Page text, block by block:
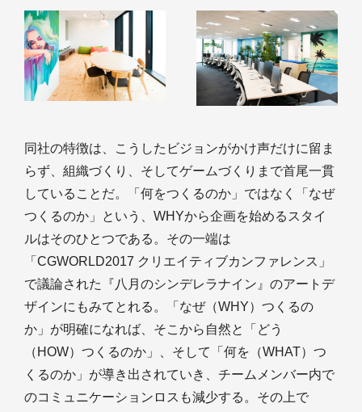
同社の特徴は、こうしたビジョンがかけ声だけに留ま
らず、組織づくり、そしてゲームづくりまで首尾一貫
していることだ。「何をつくるのか」ではなく「なぜ
つくるのか」という、WHYから企画を始めるスタイ
ルはそのひとつである。その一端は
「CGWORLD2017 クリエイティブカンファレンス」
で議論された『八月のシンデレラナイン』のアートデ
ザインにもみてとれる。「なぜ（WHY）つくるの
か」が明確になれば、そこから自然と「どう
（HOW）つくるのか」、そして「何を（WHAT）つ
くるのか」が導き出されていき、チームメンバー内で
のコミュニケーションロスも減少する。その上で